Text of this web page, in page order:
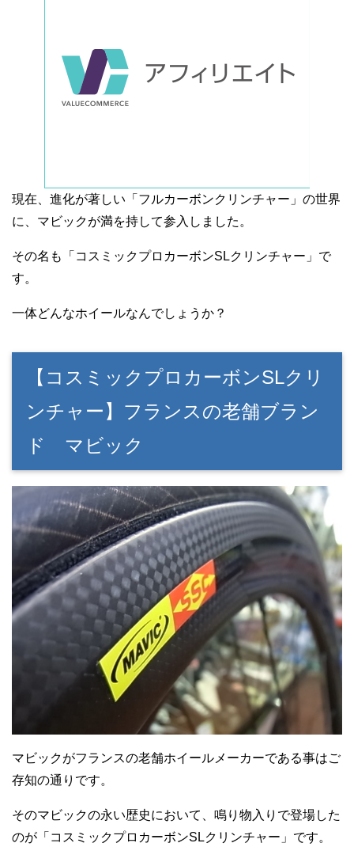
現在、進化が著しい「フルカーボンクリンチャー」の世界
に、マビックが満を持して参入しました。
その名も「コスミックプロカーボンSLクリンチャー」で
す。
一体どんなホイールなんでしょうか？
【コスミックプロカーボンSLクリ
ンチャー】フランスの老舗ブラン
ド マビック
マビックがフランスの老舗ホイールメーカーである事はご
存知の通りです。
そのマビックの永い歴史において、鳴り物入りで登場した
のが「コスミックプロカーボンSLクリンチャー」です。